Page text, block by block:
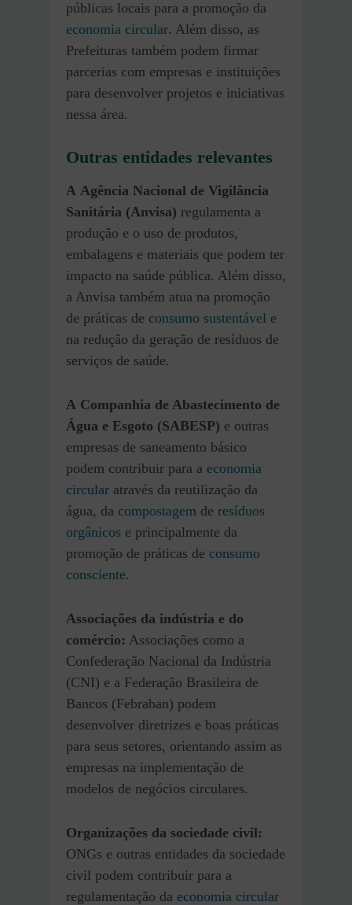
públicas locais para a promoção da
economia circular. Além disso, as
Prefeituras também podem firmar
parcerias com empresas e instituições
para desenvolver projetos e iniciativas
nessa área.
Outras entidades relevantes
A Agência Nacional de Vigilância
Sanitária (Anvisa) regulamenta a
produção e o uso de produtos,
embalagens e materiais que podem ter
impacto na saúde pública. Além disso,
a Anvisa também atua na promoção
de práticas de consumo sustentável e
na redução da geração de resíduos de
serviços de saúde.
A Companhia de Abastecimento de
Água e Esgoto (SABESP) e outras
empresas de saneamento básico
podem contribuir para a economia
circular através da reutilização da
água, da compostagem de resíduos
orgânicos e principalmente da
promoção de práticas de consumo
consciente.
Associações da indústria e do
comércio: Associações como a
Confederação Nacional da Indústria
(CNI) e a Federação Brasileira de
Bancos (Febraban) podem
desenvolver diretrizes e boas práticas
para seus setores, orientando assim as
empresas na implementação de
modelos de negócios circulares.
Organizações da sociedade civil:
ONGs e outras entidades da sociedade
civil podem contribuir para a
regulamentação da economia circular